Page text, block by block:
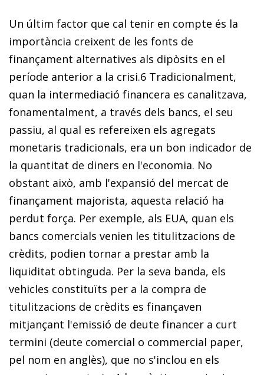
Un últim factor que cal tenir en compte és la
importància creixent de les fonts de
finançament alternatives als dipòsits en el
període anterior a la crisi.6 Tradicionalment,
quan la intermediació financera es canalitzava,
fonamentalment, a través dels bancs, el seu
passiu, al qual es refereixen els agregats
monetaris tradicionals, era un bon indicador de
la quantitat de diners en l'economia. No
obstant això, amb l'expansió del mercat de
finançament majorista, aquesta relació ha
perdut força. Per exemple, als EUA, quan els
bancs comercials venien les titulitzacions de
crèdits, podien tornar a prestar amb la
liquiditat obtinguda. Per la seva banda, els
vehicles constituïts per a la compra de
titulitzacions de crèdits es finançaven
mitjançant l'emissió de deute financer a curt
termini (deute comercial o commercial paper,
pel nom en anglès), que no s'inclou en els